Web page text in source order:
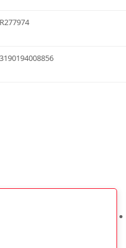
R277974
3190194008856